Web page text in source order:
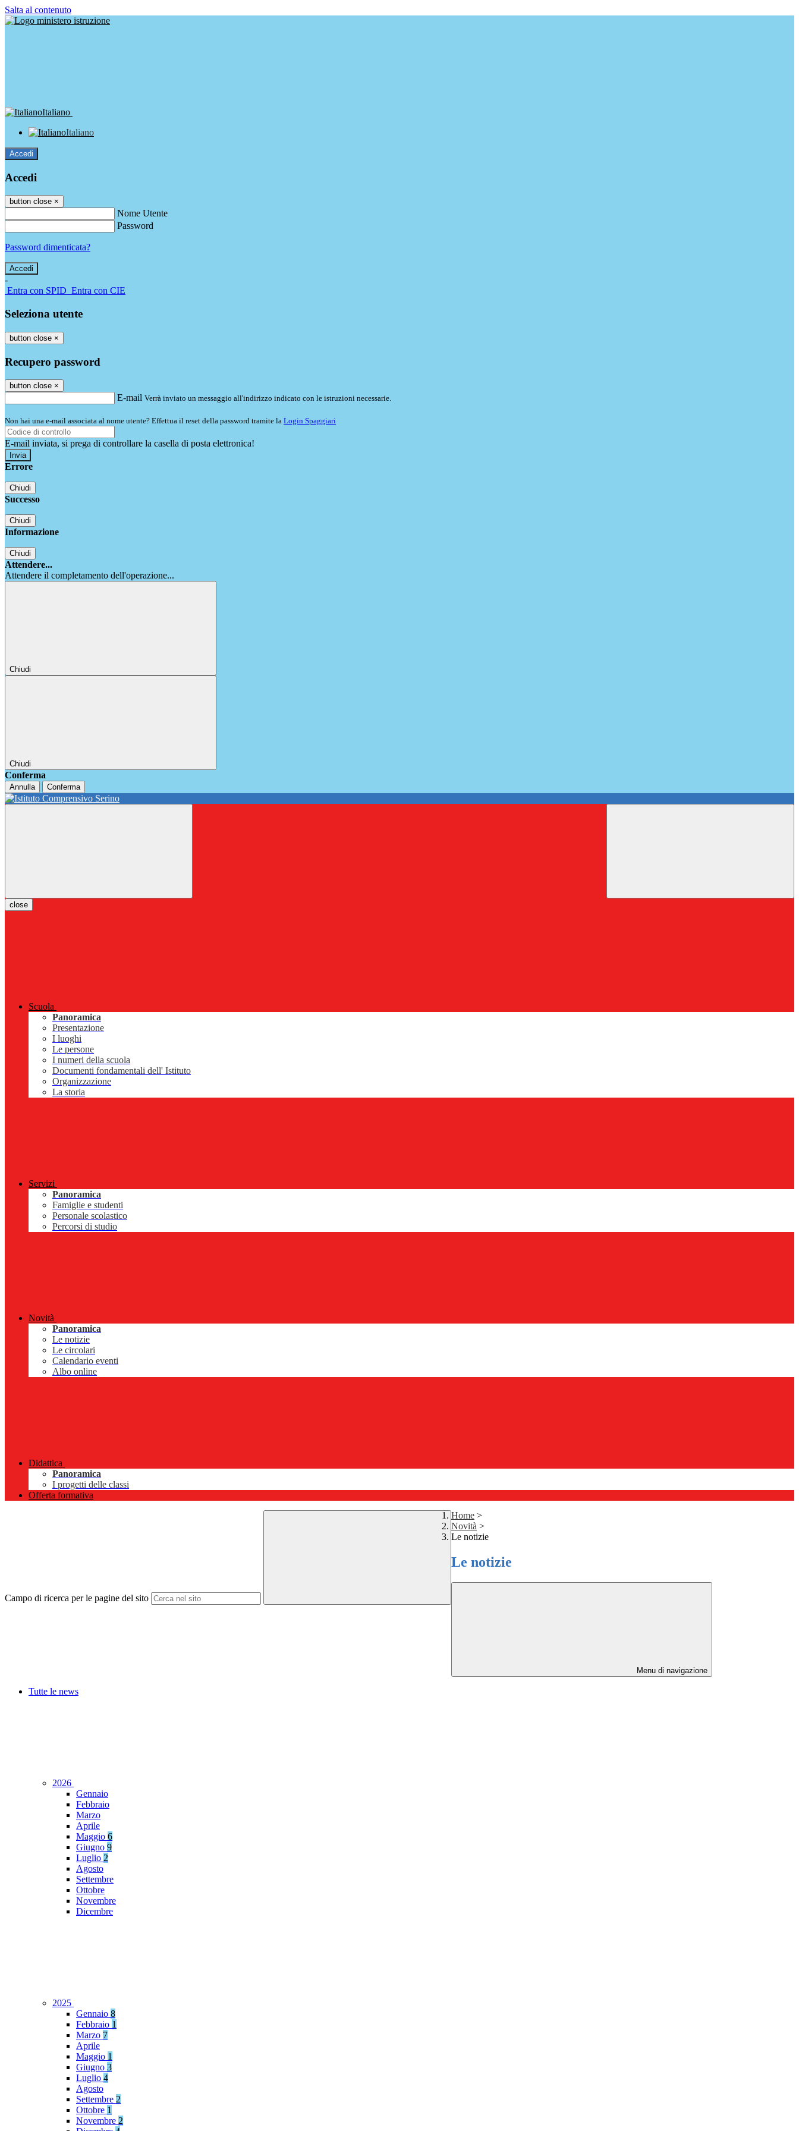
Salta al contenuto
Italiano
Italiano
Accedi
Accedi
button close ×
Nome Utente
Password
Password dimenticata?
-
Entra con SPID Entra con CIE
Seleziona utente
button close ×
Recupero password
button close ×
E-mail Verrà inviato un messaggio all'indirizzo indicato con le istruzioni necessarie.
Non hai una e-mail associata al nome utente? Effettua il reset della password tramite la Login Spaggiari
E-mail inviata, si prega di controllare la casella di posta elettronica!
Errore
Chiudi
Successo
Chiudi
Informazione
Chiudi
Attendere...
Attendere il completamento dell'operazione...
Chiudi
Chiudi
Conferma
Annulla Conferma
close
Scuola
Panoramica
Presentazione
I luoghi
Le persone
I numeri della scuola
Documenti fondamentali dell' Istituto
Organizzazione
La storia
Servizi
Panoramica
Famiglie e studenti
Personale scolastico
Percorsi di studio
Novità
Panoramica
Le notizie
Le circolari
Calendario eventi
Albo online
Didattica
Panoramica
I progetti delle classi
Offerta formativa
Campo di ricerca per le pagine del sito
Home >
Novità >
Le notizie
Le notizie
Menu di navigazione
Tutte le news
2026
Gennaio
Febbraio
Marzo
Aprile
Maggio 6
Giugno 9
Luglio 2
Agosto
Settembre
Ottobre
Novembre
Dicembre
2025
Gennaio 8
Febbraio 1
Marzo 7
Aprile
Maggio 1
Giugno 3
Luglio 4
Agosto
Settembre 2
Ottobre 1
Novembre 2